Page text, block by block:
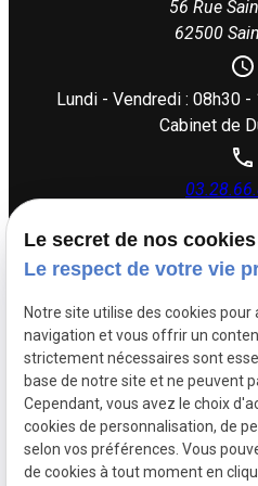
56 Rue
62500
Lundi - Vendredi : 08h30
Cabinet de
26 rue
59140
Lundi - Vendredi : 08h30
Mentions légales
Le secret de nos
Le respect de votre vie
Notre site utilise des cookies
navigation et vous offrir un
strictement nécessaires sont
base de notre site et ne peuvent
Cependant, vous avez le choix
cookies de personnalisation, de
selon vos préférences. Vous
de cookies à tout moment en